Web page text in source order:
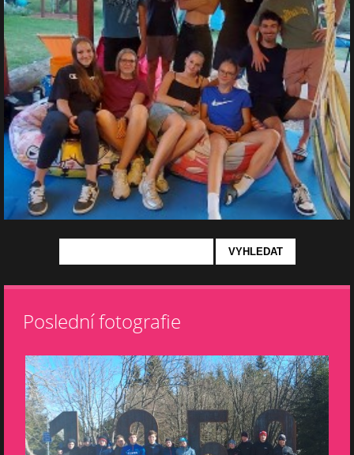
Poslední fotografie